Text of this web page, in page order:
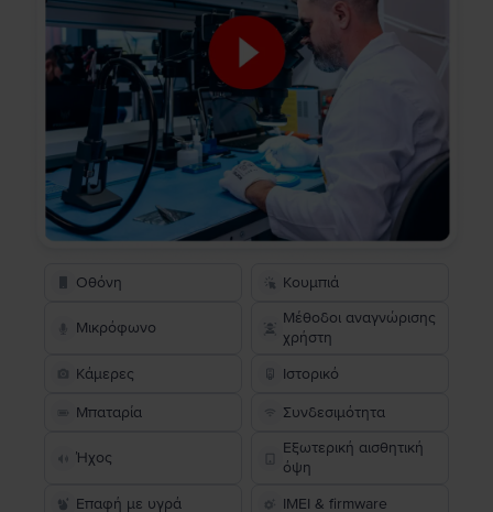
Οθόνη Κουμπιά
Μικρόφωνο
Μέθοδοι αναγνώρισης
χρήστη
Κάμερες
Ιστορικό
Μπαταρία Συνδεσιμότητα
Ήχος
Εξωτερική αισθητική
όψη
Επαφή με υγρά
IMEI & firmware